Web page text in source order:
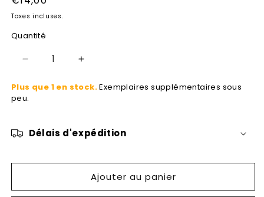
modale
habituel
Taxes incluses.
Quantité
Réduire
quantité
de
Augmenter
quantité
Plus que 1 en stock.Exemplaires supplémentaires sous
peu.
Délais d'expédition
Ajouter au panier